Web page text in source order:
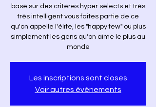
basé sur des critères hyper sélects et très
très intelligent vous faites partie de ce
qu'on appelle l'élite, les "happy few" ou plus
simplement les gens qu'on aime le plus au
monde
Les inscriptions sont closes
Voir autres événements